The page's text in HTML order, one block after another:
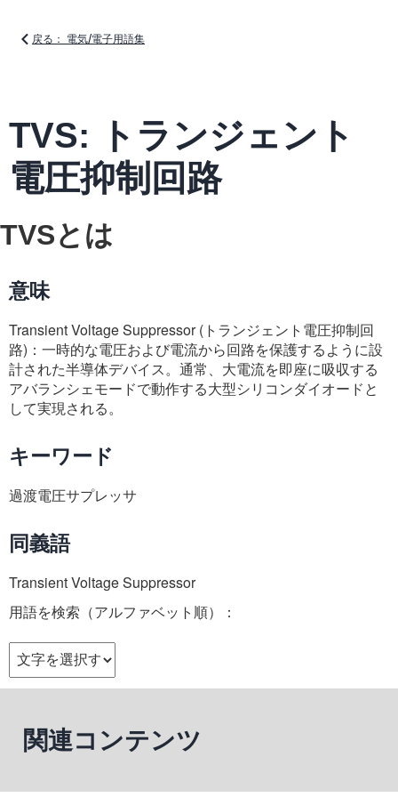
戻る： 電気/電子用語集
TVS: トランジェント
電圧抑制回路
TVSとは
意味
Transient Voltage Suppressor (トランジェント電圧抑制回
路)：一時的な電圧および電流から回路を保護するように設
計された半導体デバイス。通常、大電流を即座に吸収する
アバランシェモードで動作する大型シリコンダイオードと
して実現される。
キーワード
過渡電圧サプレッサ
同義語
Transient Voltage Suppressor
用語を検索（アルファベット順）：
関連コンテンツ